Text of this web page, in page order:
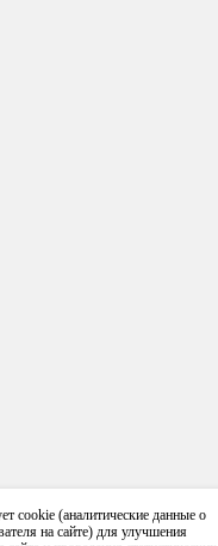
cookie (аналитические данные о
на сайте) для улучшения